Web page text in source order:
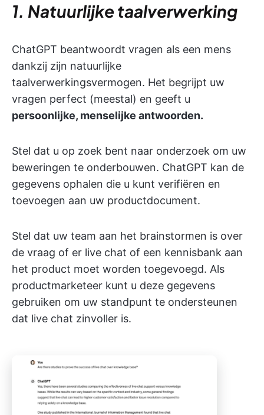
1. Natuurlijke taalverwerking
ChatGPT beantwoordt vragen als een mens
dankzij zijn natuurlijke
taalverwerkingsvermogen. Het begrijpt uw
vragen perfect (meestal) en geeft u
persoonlijke, menselijke antwoorden.
Stel dat u op zoek bent naar onderzoek om uw
beweringen te onderbouwen. ChatGPT kan de
gegevens ophalen die u kunt verifiëren en
toevoegen aan uw productdocument.
Stel dat uw team aan het brainstormen is over
de vraag of er live chat of een kennisbank aan
het product moet worden toegevoegd. Als
productmarketeer kunt u deze gegevens
gebruiken om uw standpunt te ondersteunen
dat live chat zinvoller is.